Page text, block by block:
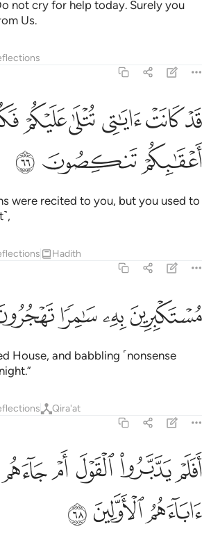
not cry for help today. Surely you
Us.
قد كانت اياتي تتلى عليكم فكنتم على اعقابكم
قَدْ كَانَتْ ءَايَـٰتِى تُتْلَىٰ عَلَيْكُمْ فَكُنتُمْ عَلَىٰٓ
ﲃﲄﲅﲆﲇ
ﲊﲋﲌ
were recited to you, but you used to
Hadith
مستكبرين به سامرا تهجرون ٦٧
مُسْتَكْبِرِينَ بِهِۦ سَـٰمِرًۭا تَهْجُرُونَ ٦٧
ﲍﲎﲏ
House, and babbling ˹nonsense
Qira'at
افلم يدبروا القول ام جاءهم ما لم يات اباءهم
أَفَلَمْ يَدَّبَّرُوا۟ ٱلْقَوْلَ أَمْ جَآءَهُم مَّا لَمْ
ﲒﲓﲔ ﲕﲖ
ﲚﲛﲜ